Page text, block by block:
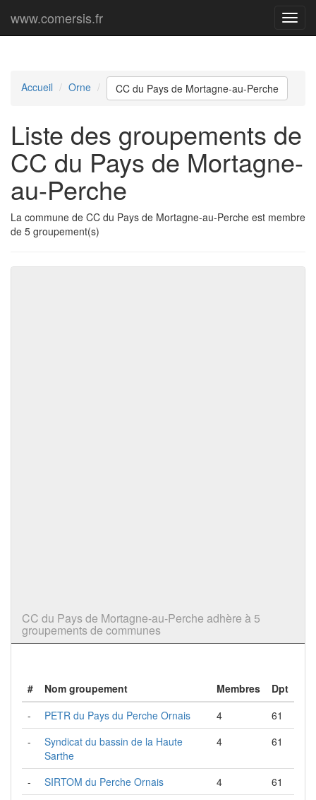
Menu
www.comersis.fr
Accueil Orne CC du Pays de Mortagne-au-Perche
Liste des groupements de
CC du Pays de Mortagne-
au-Perche
La commune de CC du Pays de Mortagne-au-Perche est membre
de 5 groupement(s)
CC du Pays de Mortagne-au-Perche adhère à 5
groupements de communes
# Nom groupement Membres
Dpt
-
PETR du Pays du Perche Ornais 4
61
-
Syndicat du bassin de la Haute
Sarthe
4 61
- SIRTOM du Perche Ornais 4
61